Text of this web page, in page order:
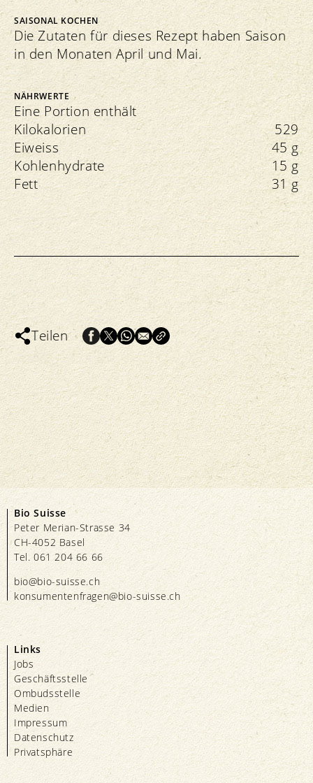
SAISONAL KOCHEN
Die Zutaten für dieses Rezept haben Saison
in den Monaten April und Mai.
NÄHRWERTE
Eine Portion enthält
Kilokalorien
529
Eiweiss
45 g
Kohlenhydrate
15 g
Fett
31 g
Teilen
Bio Suisse
Peter Merian-Strasse 34
CH-4052 Basel
Tel. 061 204 66 66
bio@bio-suisse.ch
konsumentenfragen@bio-suisse.ch
Links
Jobs
Geschäftsstelle
Ombudsstelle
Medien
Impressum
Datenschutz
Privatsphäre